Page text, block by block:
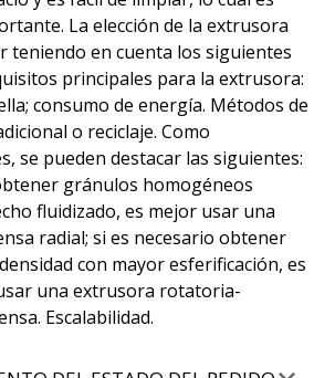
La elección de la extrusora
teniendo en cuenta los siguientes
principales para la extrusora:
consumo de energía. Métodos de
o reciclaje. Como
se pueden destacar las siguientes:
gránulos homogéneos
fluidizado, es mejor usar una
radial; si es necesario obtener
con mayor esferificación, es
una extrusora rotatoria-
Escalabilidad.
09/08/2026 00:18
a su oficina desde esta
atiende el teléfono.
09/08/2026 00:24
Tsibulsky
tardes, Samuel! La oficina estará
a partir de las 9:00 GMT. Estaremos en
de entrega de la máquina